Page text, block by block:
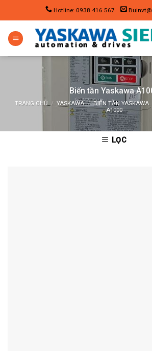
content
Hotline: 0938 416 567
Biến tần Yaskawa
TRANG CHỦ / YASKAWA / BIẾN TẦN YASKAWA
A1000
LỌC